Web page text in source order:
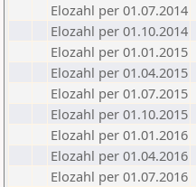
Elozahl per 01.07.2014
Elozahl per 01.10.2014
Elozahl per 01.01.2015
Elozahl per 01.04.2015
Elozahl per 01.07.2015
Elozahl per 01.10.2015
Elozahl per 01.01.2016
Elozahl per 01.04.2016
Elozahl per 01.07.2016